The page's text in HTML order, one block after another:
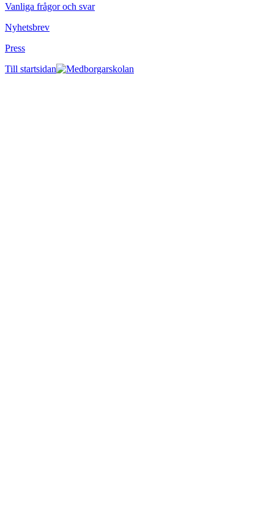
Vanliga frågor och svar
Nyhetsbrev
Press
Till startsidan